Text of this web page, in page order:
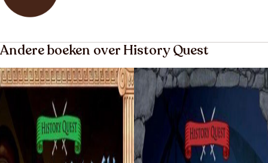
Andere boeken over History Quest